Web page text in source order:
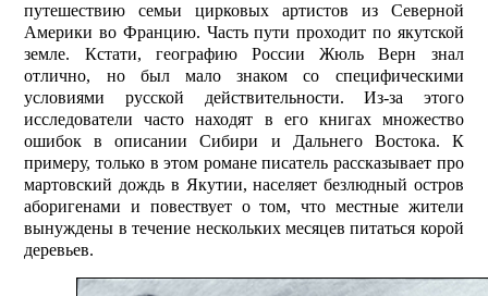
путешествию семьи цирковых артистов из Северной
Америки во Францию. Часть пути проходит по якутской
земле. Кстати, гео­графию России Жюль Верн знал
отлично, но был мало знаком со специфическими
условиями русской действительности. Из-за этого
исследователи часто находят в его книгах множество
ошибок в описании Сибири и Дальнего Востока. К
примеру, только в этом романе писатель рассказывает про
мартовский дождь в Якутии, населяет безлюдный остров
аборигенами и повествует о том, что местные жители
вынуждены в течение нескольких месяцев питаться корой
деревьев.